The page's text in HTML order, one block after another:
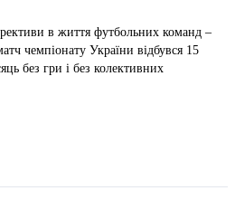
в життя футбольних команд –
чемпіонату України відбувся 15
без гри і без колективних